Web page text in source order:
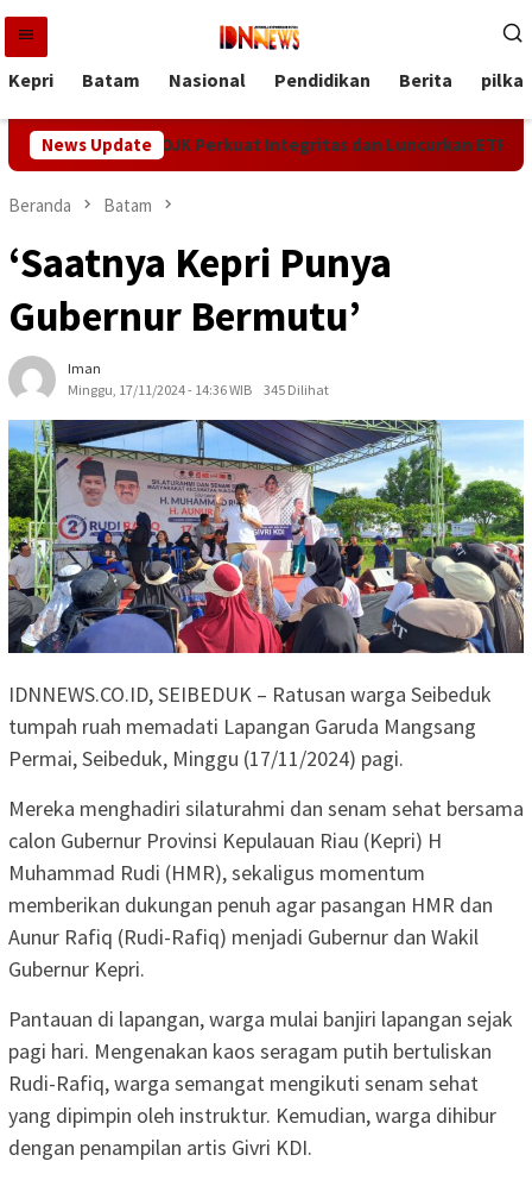
Loncat
konten
Kepri Batam Nasional Pendidikan Berita
News Update
Indonesia, OJK Perkuat Integritas dan Luncurkan ETF Emas
Beranda Batam
‘Saatnya Kepri Punya
Gubernur Bermutu’
Iman
Minggu, 17/11/2024 - 14:36 WIB
345 Dilihat
IDNNEWS.CO.ID, SEIBEDUK – Ratusan warga Seibeduk
tumpah ruah memadati Lapangan Garuda Mangsang
Permai, Seibeduk, Minggu (17/11/2024) pagi.
Mereka menghadiri silaturahmi dan senam sehat bersama
calon Gubernur Provinsi Kepulauan Riau (Kepri) H
Muhammad Rudi (HMR), sekaligus momentum
memberikan dukungan penuh agar pasangan HMR dan
Aunur Rafiq (Rudi-Rafiq) menjadi Gubernur dan Wakil
Gubernur Kepri.
Pantauan di lapangan, warga mulai banjiri lapangan sejak
pagi hari. Mengenakan kaos seragam putih bertuliskan
Rudi-Rafiq, warga semangat mengikuti senam sehat
yang dipimpin oleh instruktur. Kemudian, warga dihibur
dengan penampilan artis Givri KDI.